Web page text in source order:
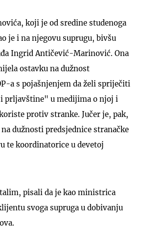
koji je od sredine studenoga
je i na njegovu suprugu, bivšu
Ingrid Antičević-Marinović. Ona
ostavku na dužnost
a s pojašnjenjem da želi spriječiti
i prljavštine" u medijima o njoj i
protiv stranke. Jučer je, pak,
dužnosti predsjednice stranačke
te koordinatorice u devetoj
pisali da je kao ministrica
svoga supruga u dobivanju